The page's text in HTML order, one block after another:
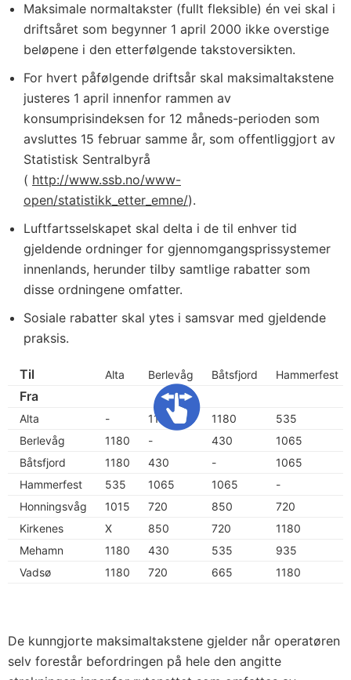
Maksimale normaltakster (fullt fleksible) én vei skal i
driftsåret som begynner 1 april 2000 ikke overstige
beløpene i den etterfølgende takstoversikten.
For hvert påfølgende driftsår skal maksimaltakstene
justeres 1 april innenfor rammen av
konsumprisindeksen for 12 måneds-perioden som
avsluttes 15 februar samme år, som offentliggjort av
Statistisk Sentralbyrå
( http://www.ssb.no/www-
open/statistikk_etter_emne/).
Luftfartsselskapet skal delta i de til enhver tid
gjeldende ordninger for gjennomgangsprissystemer
innenlands, herunder tilby samtlige rabatter som
disse ordningene omfatter.
Sosiale rabatter skal ytes i samsvar med gjeldende
praksis.
Til Alta Berlevåg Båtsfjord Hammerfest
Fra
Alta - 1180 1180
535
Berlevåg
1180 - 430
1065
Båtsfjord
1180 430 -
1065
Hammerfest
535 1065 1065
-
Honningsvåg
1015 720 850
720
Kirkenes
X 850 720
1180
Mehamn
1180 430 535
935
Vadsø
1180 720 665 1180
De kunngjorte maksimaltakstene gjelder når operatøren
selv forestår befordringen på hele den angitte